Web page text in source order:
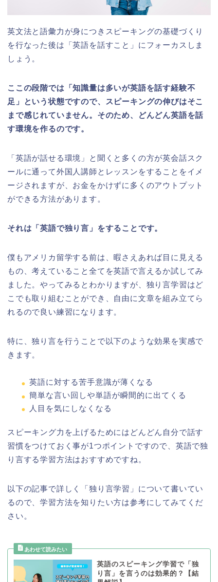
英文法と語彙力が身につきスピーキングの基礎づくり
を行なった後は「英語を話すこと」にフォーカスしま
しょう。
ここの段階では「知識量は多いが英語を話す経験不
足」という状態ですので、スピーキングの伸びはそこ
まで感じれていません。そのため、どんどん英語を話
す環境を作るのです。
「英語が話せる環境」と聞くと多くの方が英会話スク
ールに通って外国人講師とレッスンをすることをイメ
ージされますが、お金をかけずに多くのアウトプット
ができる方法があります。
それは「英語で独り言」をすることです。
僕もアメリカ留学する前は、暇さえあれば目に見える
もの、考えていること全てを英語で言えるか試してみ
ました。やってみるとわかりますが、独り言学習はど
こでも取り組むことができ、自由に文章を組み立てら
れるので良い練習になります。
特に、独り言を行うことで以下のような効果を実感で
きます。
英語に対する苦手意識が薄くなる
簡単な言い回しや単語が瞬間的に出てくる
人目を気にしなくなる
スピーキング力を上げるためにはどんどん自分で話す
習慣をつけておく事が1つポイントですので、英語で独
り言する学習方法はおすすめですね。
以下の記事で詳しく「独り言学習」について書いてい
るので、学習方法を知りたい方は参考にしてみてくだ
さい。
英語のスピーキング学習で「独
り言」を言うのは効果的？【結